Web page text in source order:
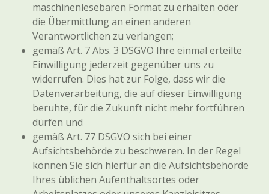
maschinenlesebaren Format zu erhalten oder
die Übermittlung an einen anderen
Verantwortlichen zu verlangen;
gemäß Art. 7 Abs. 3 DSGVO Ihre einmal erteilte
Einwilligung jederzeit gegenüber uns zu
widerrufen. Dies hat zur Folge, dass wir die
Datenverarbeitung, die auf dieser Einwilligung
beruhte, für die Zukunft nicht mehr fortführen
dürfen und
gemäß Art. 77 DSGVO sich bei einer
Aufsichtsbehörde zu beschweren. In der Regel
können Sie sich hierfür an die Aufsichtsbehörde
Ihres üblichen Aufenthaltsortes oder